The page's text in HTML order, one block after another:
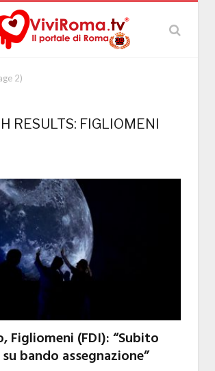
2)
RESULTS: FIGLIOMENI
Figliomeni (FDI): “Subito
bando assegnazione”